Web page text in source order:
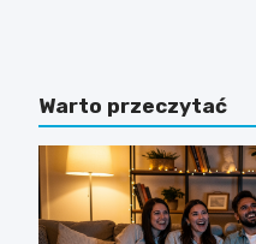
Warto przeczytać